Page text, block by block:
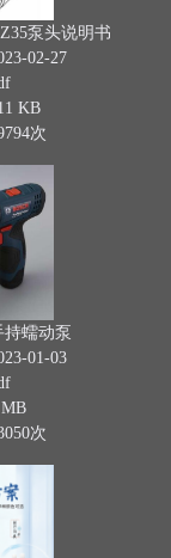
泵头说明书
02-27
KB
次
蠕动泵
01-03
次